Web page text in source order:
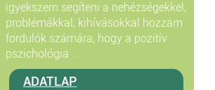
igyekszem segíteni a nehézségekkel,
problémákkal, kihívásokkal hozzám
fordulók számára, hogy a pozitív
pszichológia ...
ADATLAP